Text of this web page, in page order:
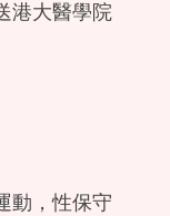
港大醫學院
動，性保守